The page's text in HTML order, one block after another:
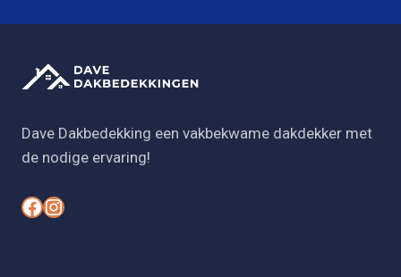
Dave Dakbedekking een vakbekwame dakdekker met
de nodige ervaring!
# #